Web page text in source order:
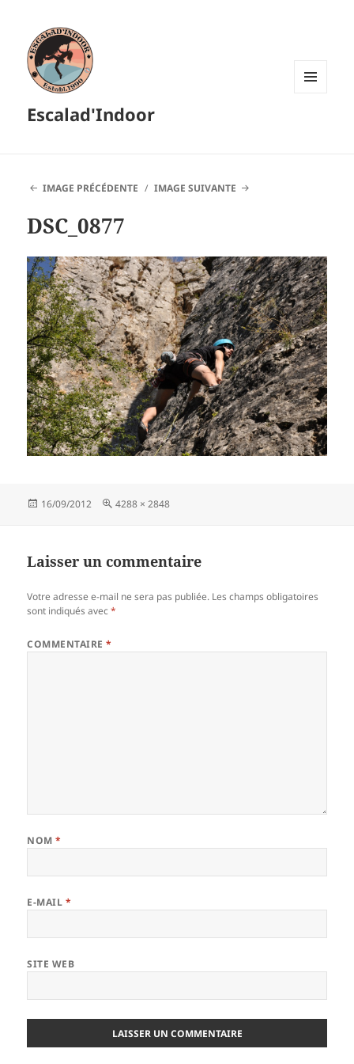
Escalad'Indoor
IMAGE PRÉCÉDENTE IMAGE SUIVANTE
DSC_0877
Publié
16/09/2012
Taille
4288 × 2848
Laisser un commentaire
Votre adresse e-mail ne sera pas publiée. Les champs obligatoires
sont indiqués avec*
COMMENTAIRE*
NOM*
E-MAIL *
SITE WEB